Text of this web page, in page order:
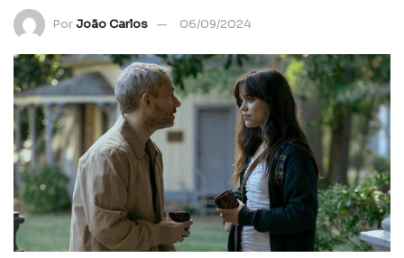
PorJoão Carlos 06/09/2024